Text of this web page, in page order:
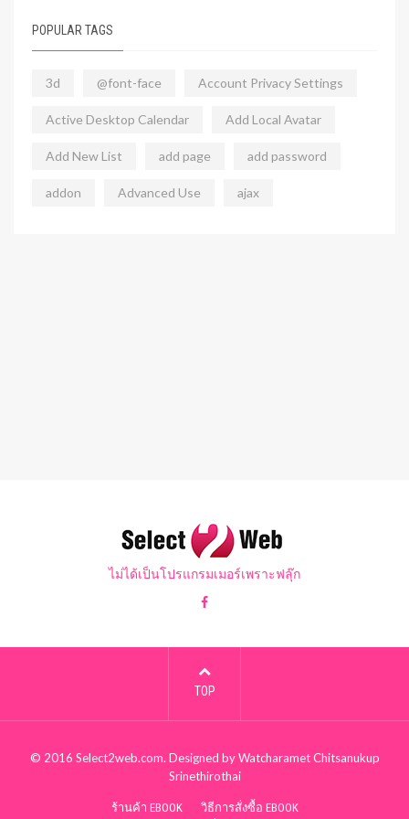
POPULAR TAGS
3d @font-face Account Privacy Settings
Active Desktop Calendar Add Local Avatar
Add New List add page add password
addon Advanced Use ajax
ไม่ได้เป็นโปรแกรมเมอร์เพราะฟลุ๊ก
TOP
© 2016 Select2web.com. Designed byWatcharamet Chitsanukup
Srinethirothai
ร้านค้า EBOOK
วิธีการสั่งซื้อ EBOOK